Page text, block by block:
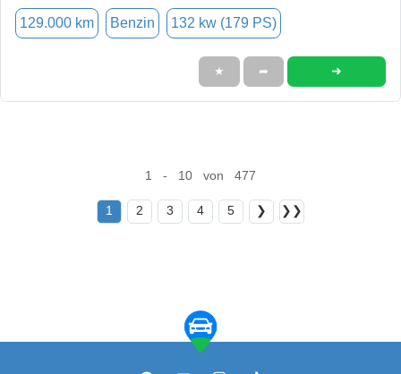
129.000 km Benzin 132 kw (179 PS)
★ ➦ ➜
1 - 10 von 477
1 2 3 4 5 ❯ ❯❯